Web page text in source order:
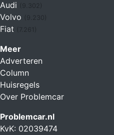
Audi (9.302)
Volvo (9.230)
Fiat (7.261)
Meer
Adverteren
Column
Huisregels
Over Problemcar
Problemcar.nl
KvK: 02039474